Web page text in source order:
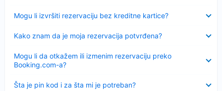
Mogu li izvršiti rezervaciju bez kreditne kartice?
Kako znam da je moja rezervacija potvrđena?
Mogu li da otkažem ili izmenim rezervaciju preko
Booking.com-a?
Šta je pin kod i za šta mi je potreban?
Sažeto